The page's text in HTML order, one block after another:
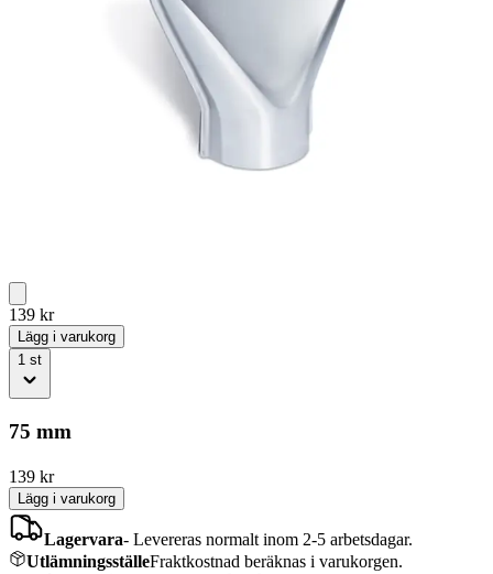
139 kr
Lägg i varukorg
1 st
75 mm
139 kr
Lägg i varukorg
Lagervara- Levereras normalt inom 2-5 arbetsdagar.
UtlämningsställeFraktkostnad beräknas i varukorgen.